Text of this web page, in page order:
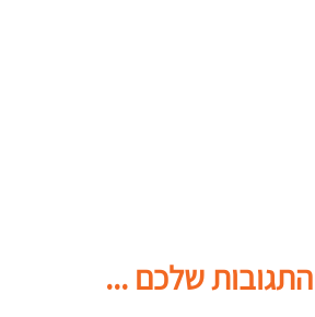
התגובות שלכם ...